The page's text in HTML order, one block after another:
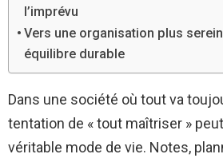
l’imprévu
Vers une organisation plus
équilibre durable
Dans une société où tout va
tentation de « tout maîtriser »
véritable mode de vie. Notes,